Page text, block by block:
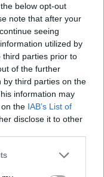
below opt-out
note that after your
seeing
utilized by
third parties prior to
of the further
by third parties on the
information may
the IAB’s List of
disclose it to other